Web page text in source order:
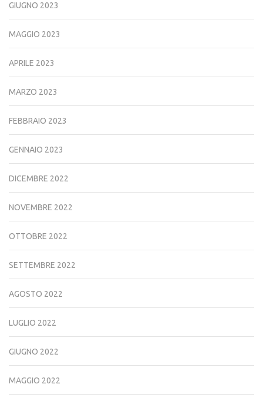
GIUGNO 2023
MAGGIO 2023
APRILE 2023
MARZO 2023
FEBBRAIO 2023
GENNAIO 2023
DICEMBRE 2022
NOVEMBRE 2022
OTTOBRE 2022
SETTEMBRE 2022
AGOSTO 2022
LUGLIO 2022
GIUGNO 2022
MAGGIO 2022